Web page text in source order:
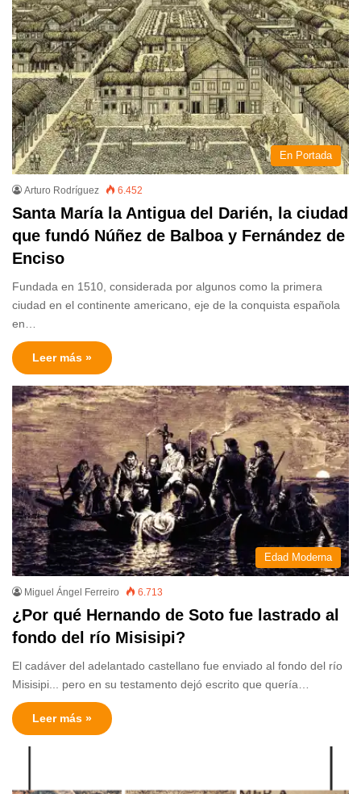
En Portada
Arturo Rodríguez 6.452
Santa María la Antigua del Darién, la ciudad
que fundó Núñez de Balboa y Fernández de
Enciso
Fundada en 1510, considerada por algunos como la primera
ciudad en el continente americano, eje de la conquista española
en…
Leer más »
Edad Moderna
Miguel Ángel Ferreiro 6.713
¿Por qué Hernando de Soto fue lastrado al
fondo del río Misisipi?
El cadáver del adelantado castellano fue enviado al fondo del río
Misisipi... pero en su testamento dejó escrito que quería…
Leer más »